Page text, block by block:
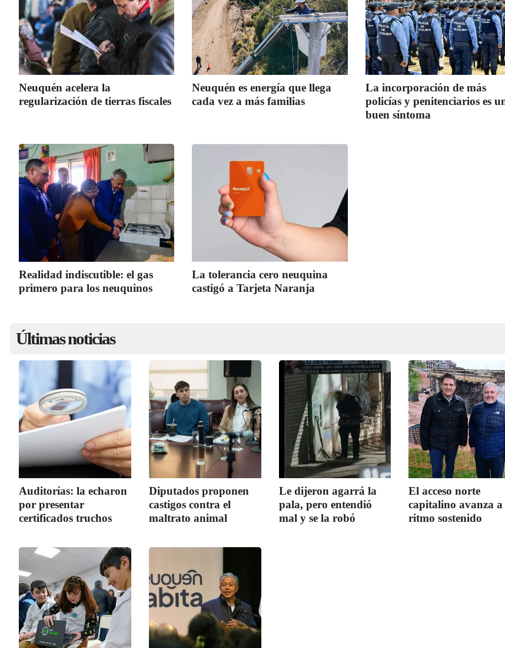
Neuquén acelera la
regularización de tierras fiscales
Neuquén es energía que llega
cada vez a más familias
La incorporación de más
policías y penitenciarios es
buen síntoma
Realidad indiscutible: el gas
primero para los neuquinos
La tolerancia cero neuquina
castigó a Tarjeta Naranja
Últimas noticias
Auditorías: la echaron
por presentar
certificados truchos
Diputados proponen
castigos contra el
maltrato animal
Le dijeron agarrá la
pala, pero entendió
mal y se la robó
El acceso norte
capitalino avanza a
ritmo sostenido